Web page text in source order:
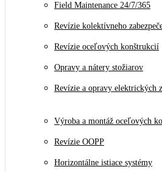
Field Maintenance 24/7/365
Revízie kolektívneho
Revízie oceľových konštrukcií
Opravy a nátery stožiarov
Revízie a opravy elektrických
Výroba a montáž oceľových
Revízie OOPP
Horizontálne istiace systémy